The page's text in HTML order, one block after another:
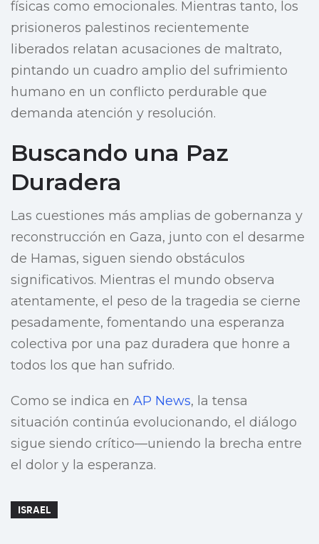
físicas como emocionales. Mientras tanto, los
prisioneros palestinos recientemente
liberados relatan acusaciones de maltrato,
pintando un cuadro amplio del sufrimiento
humano en un conflicto perdurable que
demanda atención y resolución.
Buscando una Paz
Duradera
Las cuestiones más amplias de gobernanza y
reconstrucción en Gaza, junto con el desarme
de Hamas, siguen siendo obstáculos
significativos. Mientras el mundo observa
atentamente, el peso de la tragedia se cierne
pesadamente, fomentando una esperanza
colectiva por una paz duradera que honre a
todos los que han sufrido.
Como se indica en AP News, la tensa
situación continúa evolucionando, el diálogo
sigue siendo crítico—uniendo la brecha entre
el dolor y la esperanza.
ISRAEL